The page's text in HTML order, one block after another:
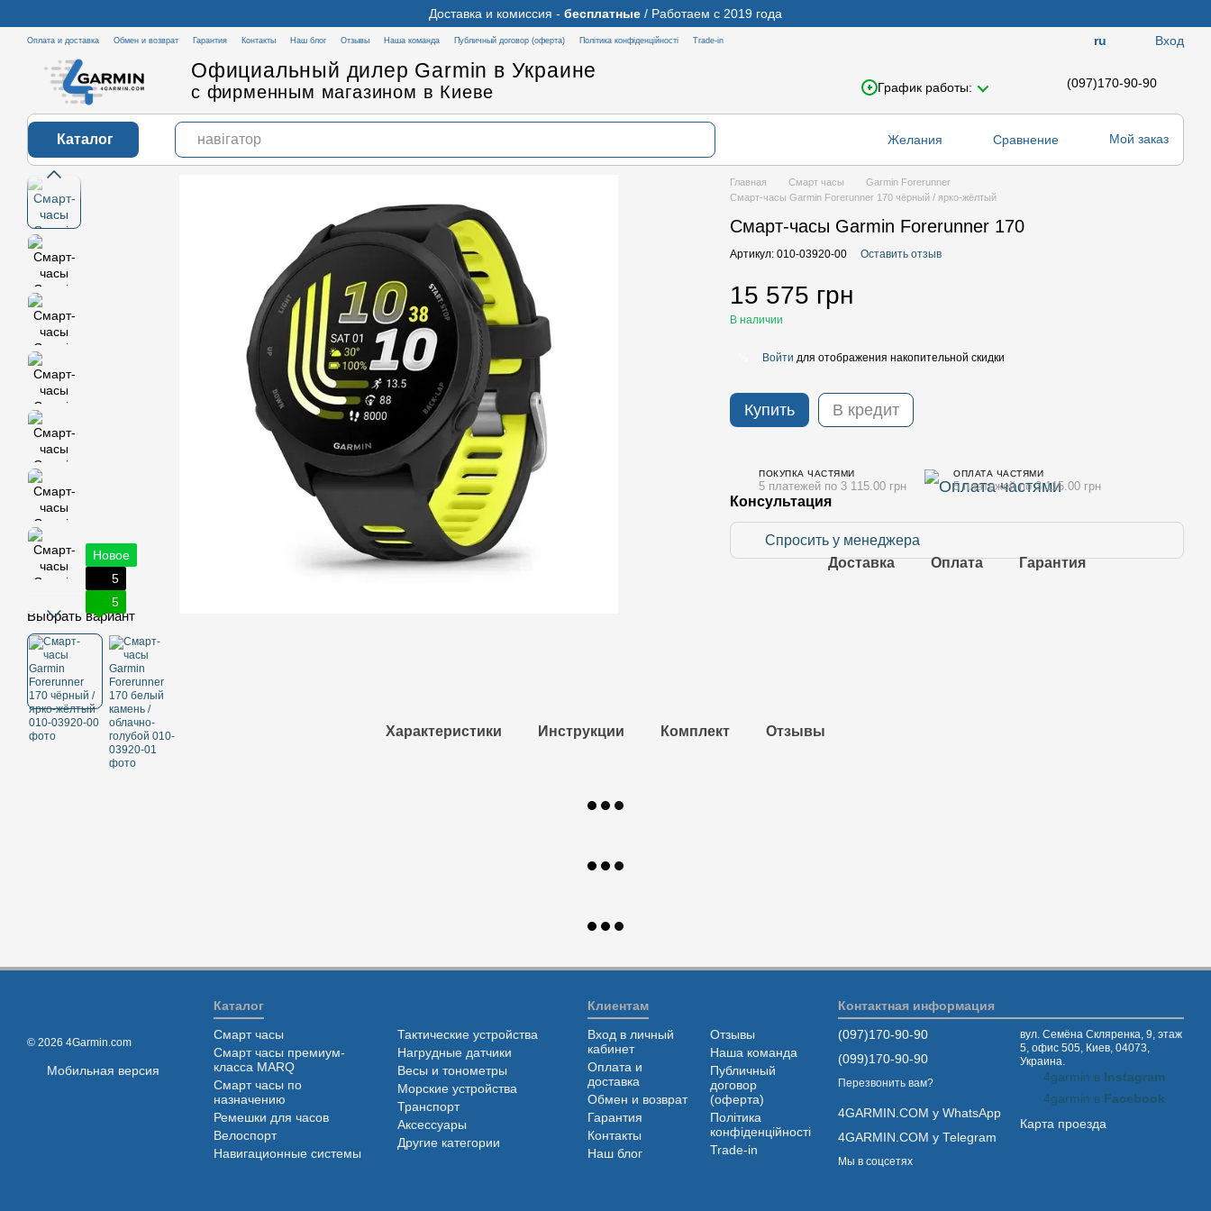
Доставка и комиссия - бесплатные / Работаем с 2019 года
Оплата и доставка Обмен и возврат Гарантия Контакты Наш блог Отзывы Наша команда Публичный договор (оферта) Політика конфіденційності Trade-in ru Вход
Официальный дилер Garmin в Украине
с фирменным магазином в Киеве График работы: (097)170-90-90
Каталог Желания Сравнение Мой заказ
Новое
5
5
Выбрать вариант
Главная Смарт часы
Garmin Forerunner
Смарт-часы Garmin Forerunner 170 чёрный / ярко-жёлтый
Смарт-часы Garmin Forerunner 170
Артикул: 010-03920-00 Оставить отзыв
15 575 грн
В наличии
Войти для отображения накопительной скидки
Купить В кредит
ПОКУПКА ЧАСТЯМИ
5 платежей по 3 115.00 грн
ОПЛАТА ЧАСТЯМИ
5 платежей по 3 115.00 грн
Консультация
Спросить у менеджера
Доставка
Оплата Гарантия
Характеристики Инструкции Комплект Отзывы
© 2026 4Garmin.com
Мобильная версия
Каталог
Смарт часы
Смарт часы премиум-
класса MARQ
Смарт часы по
назначению
Ремешки для часов
Велоспорт
Навигационные системы
Тактические устройства
Нагрудные датчики
Весы и тонометры
Морские устройства
Транспорт
Аксессуары
Другие категории
Клиентам
Вход в личный
кабинет
Оплата и
доставка
Обмен и возврат
Гарантия
Контакты
Наш блог
Отзывы
Наша команда
Публичный
договор
(оферта)
Політика
конфіденційності
Trade-in
Контактная информация
(097)170-90-90
(099)170-90-90
Перезвонить вам?
4GARMIN.COM у WhatsApp
4GARMIN.COM у Telegram
вул. Семёна Скляренка, 9, этаж
5, офис 505, Киев, 04073,
Украина.
4garmin в Instagram
4garmin в Facebook
Карта проезда
Мы в соцсетях